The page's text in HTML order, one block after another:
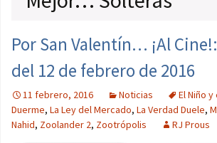
Por San Valentín… ¡Al
del 12 de febrero de 2016
11 febrero, 2016 Noticias El Niño y
Duerme, La Ley del Mercado, La Verdad Duele,
Nahid, Zoolander 2, Zootrópolis RJ Prous